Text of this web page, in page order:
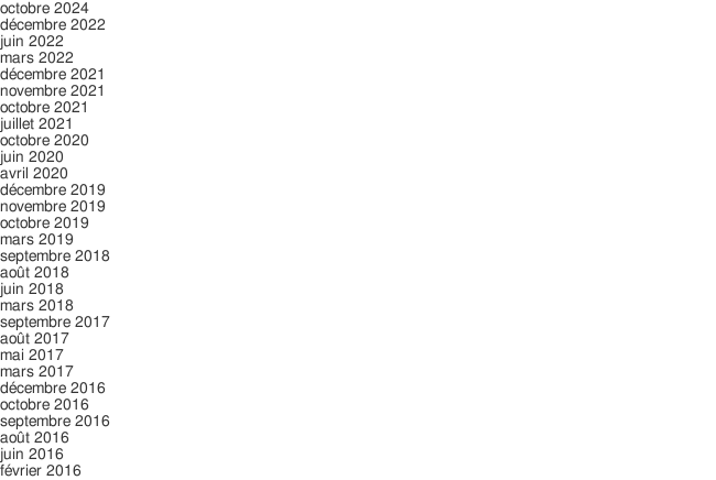
octobre 2024
décembre 2022
juin 2022
mars 2022
décembre 2021
novembre 2021
octobre 2021
juillet 2021
octobre 2020
juin 2020
avril 2020
décembre 2019
novembre 2019
octobre 2019
mars 2019
septembre 2018
août 2018
juin 2018
mars 2018
septembre 2017
août 2017
mai 2017
mars 2017
décembre 2016
octobre 2016
septembre 2016
août 2016
juin 2016
février 2016